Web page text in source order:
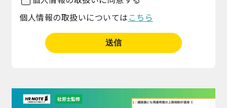
個人情報の取扱いについては こちら